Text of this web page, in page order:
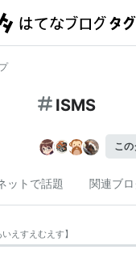
ISMS
この
ットで話題 関連ブ
いえすえむえす】